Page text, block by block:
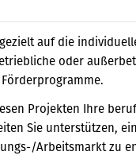
auf die
oder
Projekten Ihre
Sie unterstützen,
Arbeitsmarkt zu